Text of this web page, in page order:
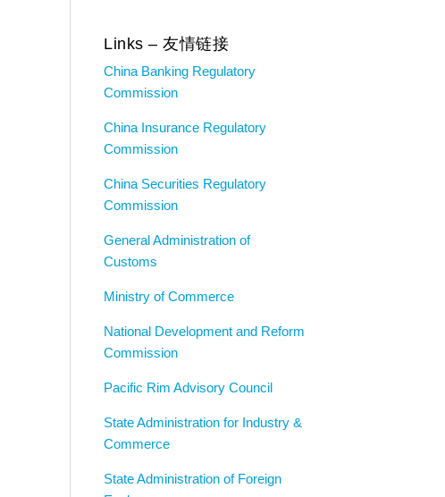
Links – 友情链接
China Banking Regulatory
Commission
China Insurance Regulatory
Commission
China Securities Regulatory
Commission
General Administration of
Customs
Ministry of Commerce
National Development and Reform
Commission
Pacific Rim Advisory Council
State Administration for Industry &
Commerce
State Administration of Foreign